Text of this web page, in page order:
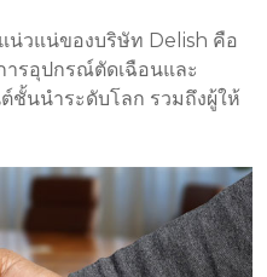
น่วแน่ของบริษัท Delish คือ
ารอุปกรณ์ตัดเฉือนและ
ชั้นนำระดับโลก รวมถึงผู้ให้